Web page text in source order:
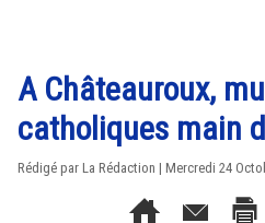
A Châteauroux,
catholiques main
Rédigé par La Rédaction | Mercredi 24